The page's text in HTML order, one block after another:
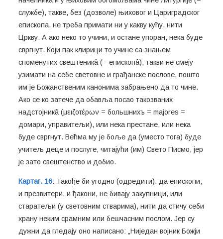
службе), такве, без (дозволе) њиховог и Цариградског
епископа, не треба примати ни у какву кућу, нити
Цркву. А ако неко то учини, и остане упоран, нека буде
свргнут. Који пак клирици то учине са знањем
споменутих свештеникâ (= епископâ), такви не смеју
узимати на себе световне и грађанске послове, пошто
им је Божанственим канонима забрањено да то чине.
Ако се ко затече да обавља посао такозваних
надстојникâ (μειζοτέρων = большнихъ = majores =
домари, управитељи), или нека престане, или нека
буде свргнут. Већма му је боље да (уместо тога) буде
учитељ деце и послуге, читајући (им) Свето Писмо, јер
је зато свештенство и добио.
Картаг. 16: Такође би угодно (одредити): да епископи,
и презвитери, и ђакони, не бивају закупници, или
старатељи (у световним стварима), нити да стичу себи
храну неким срамним или бешчасним послом. Јер су
дужни да гледају оно написано: „Ниједан војник Божји